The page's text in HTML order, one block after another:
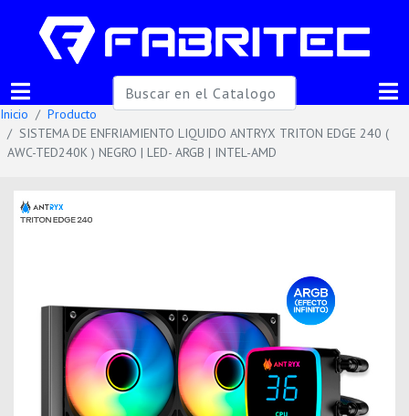
Inicio
Producto
SISTEMA DE ENFRIAMIENTO LIQUIDO ANTRYX TRITON EDGE 240 (
AWC-TED240K ) NEGRO | LED- ARGB | INTEL-AMD